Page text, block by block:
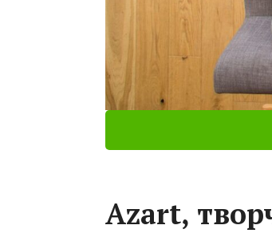
Azart,